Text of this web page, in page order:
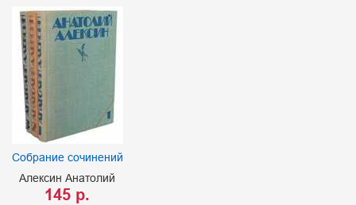
Собрание сочинений
Алексин Анатолий
145 р.